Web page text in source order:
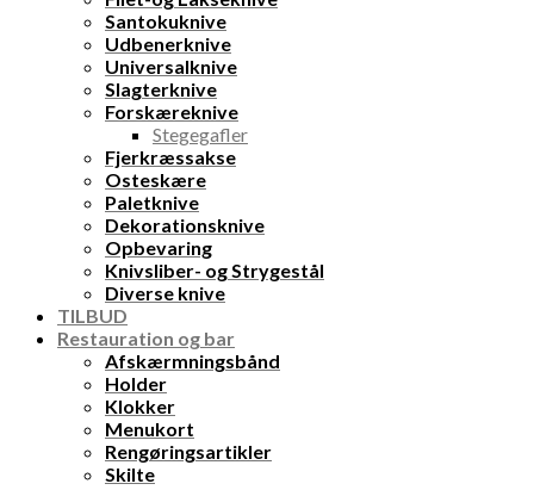
Santokuknive
Udbenerknive
Universalknive
Slagterknive
Forskæreknive
Stegegafler
Fjerkræssakse
Osteskære
Paletknive
Dekorationsknive
Opbevaring
Knivsliber- og Strygestål
Diverse knive
TILBUD
Restauration og bar
Afskærmningsbånd
Holder
Klokker
Menukort
Rengøringsartikler
Skilte